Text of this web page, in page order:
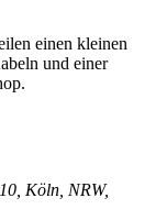
Köln, NRW,